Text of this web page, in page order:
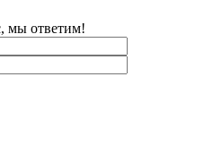
мы ответим!